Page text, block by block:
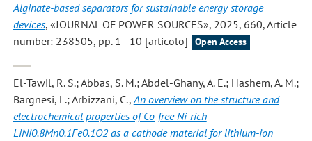
Alginate-based separators for sustainable energy storage
devices, «JOURNAL OF POWER SOURCES», 2025, 660, Article
number: 238505, pp. 1 - 10 [articolo]
Open Access
El-Tawil, R. S.; Abbas, S. M.; Abdel-Ghany, A. E.; Hashem, A. M.;
Bargnesi, L.; Arbizzani, C., An overview on the structure and
electrochemical properties of Co-free Ni-rich
LiNi0.8Mn0.1Fe0.1O2 as a cathode material for lithium-ion